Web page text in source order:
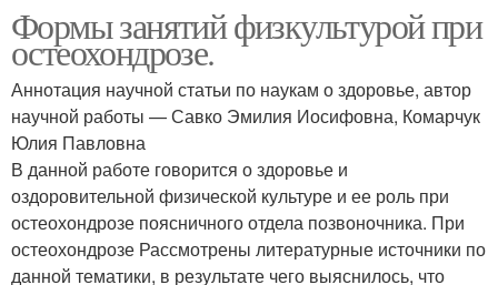
Формы занятий физкультурой при
остеохондрозе.
Аннотация научной статьи по наукам о здоровье, автор
научной работы — Савко Эмилия Иосифовна, Комарчук
Юлия Павловна
В данной работе говорится о здоровье и
оздоровительной физической культуре и ее роль при
остеохондрозе поясничного отдела позвоночника. При
остеохондрозе Рассмотрены литературные источники по
данной тематики, в результате чего выяснилось, что